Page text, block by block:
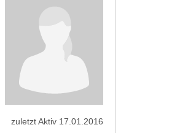
zuletzt Aktiv 17.01.2016